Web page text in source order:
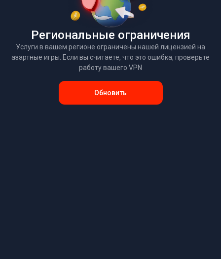
Региональные ограничения
Услуги в вашем регионе ограничены нашей лицензией на
азартные игры. Если вы считаете, что это ошибка, проверьте
работу вашего VPN
Обновить